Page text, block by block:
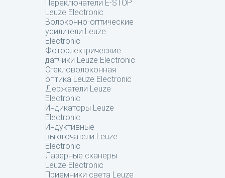
Переключатели E-STOP
Leuze Electronic
Волоконно-оптические
усилители Leuze
Electronic
Фотоэлектрические
датчики Leuze Electronic
Стекловолоконная
оптика Leuze Electronic
Держатели Leuze
Electronic
Индикаторы Leuze
Electronic
Индуктивные
выключатели Leuze
Electronic
Лазерные сканеры
Leuze Electronic
Приемники света Leuze